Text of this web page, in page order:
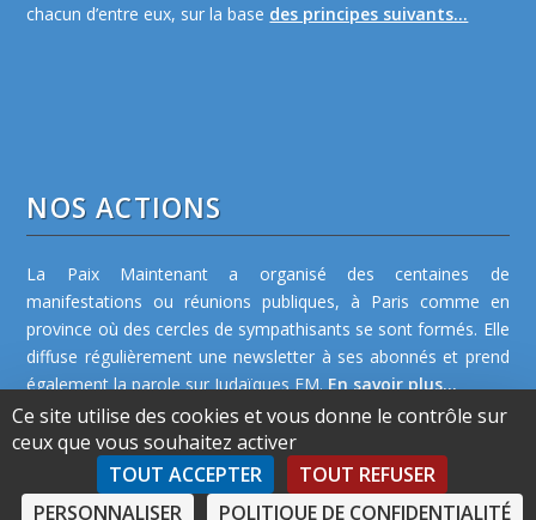
chacun d’entre eux, sur la base des principes suivants...
NOS ACTIONS
La Paix Maintenant a organisé des centaines de
manifestations ou réunions publiques, à Paris comme en
province où des cercles de sympathisants se sont formés. Elle
diffuse régulièrement une newsletter à ses abonnés et prend
également la parole sur Judaïques FM.En savoir plus...
Ce site utilise des cookies et vous donne le contrôle sur
ceux que vous souhaitez activer
TOUT ACCEPTER
TOUT REFUSER
PERSONNALISER
POLITIQUE DE CONFIDENTIALITÉ